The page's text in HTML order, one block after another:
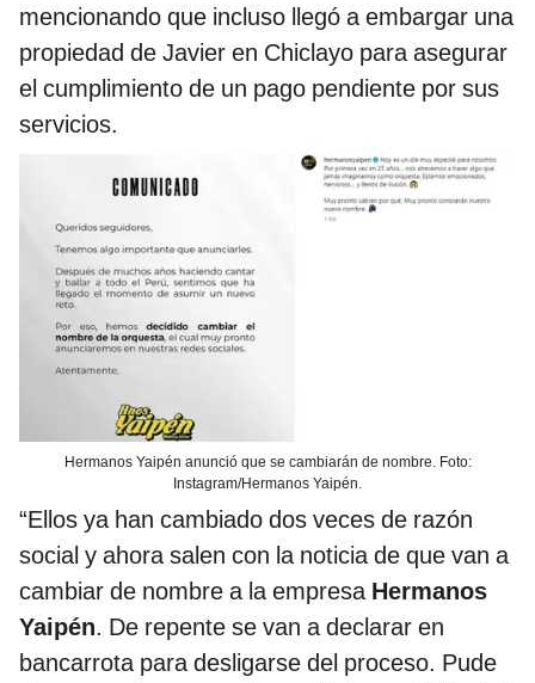
mencionando que incluso llegó a embargar una
propiedad de Javier en Chiclayo para asegurar
el cumplimiento de un pago pendiente por sus
servicios.
Hermanos Yaipén anunció que se cambiarán de nombre. Foto:
Instagram/Hermanos Yaipén.
“Ellos ya han cambiado dos veces de razón
social y ahora salen con la noticia de que van a
cambiar de nombre a la empresa Hermanos
Yaipén. De repente se van a declarar en
bancarrota para desligarse del proceso. Pude